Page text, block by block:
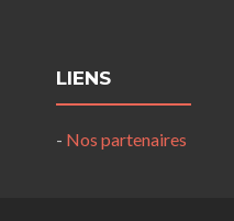
LIENS
- Nos partenaires